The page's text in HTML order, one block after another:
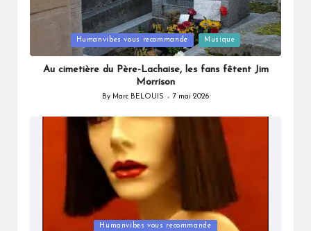
in
Humanvibes vous recommande Musique
Au cimetière du Père-Lachaise, les fans fêtent Jim
Morrison
Posted
By Marc BELOUIS 7 mai 2026
Humanvibes vous recommande